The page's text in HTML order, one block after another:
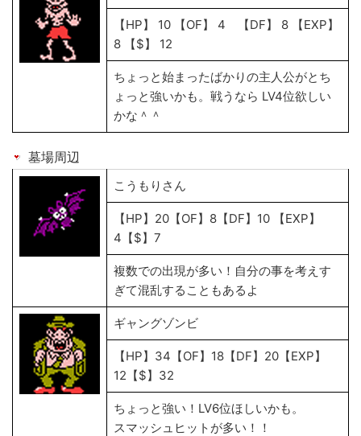
【HP】 10 【OF】 4 【DF】 8 【EXP】
8 【$】 12
ちょっと始まったばかりの主人公がとち
ょっと強いかも。戦うなら LV4位欲しい
かな＾＾
墓場周辺
こうもりさん
【HP】20【OF】8【DF】10 【EXP】
4【$】7
複数での出現が多い！自分の事を考えす
ぎて混乱することもあるよ
ギャングゾンビ
【HP】34【OF】18【DF】20【EXP】
12【$】32
ちょっと強い！LV6位ほしいかも。
スマッシュヒットが多い！！